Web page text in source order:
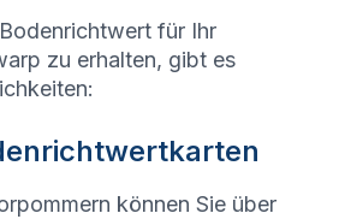
für Ihr
zu erhalten, gibt es
können Sie über